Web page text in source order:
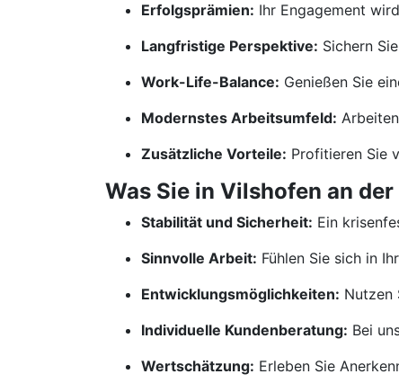
Erfolgsprämien: Ihr Engagement
Langfristige Perspektive: Sichern
Work-Life-Balance: Genießen Sie
Modernstes Arbeitsumfeld:
Zusätzliche Vorteile: Profitieren Sie
Was Sie in Vilshofen an
Stabilität und Sicherheit: Ein
Sinnvolle Arbeit: Fühlen Sie sich in
Entwicklungsmöglichkeiten: Nutzen
Individuelle Kundenberatung: Bei
Wertschätzung: Erleben Sie